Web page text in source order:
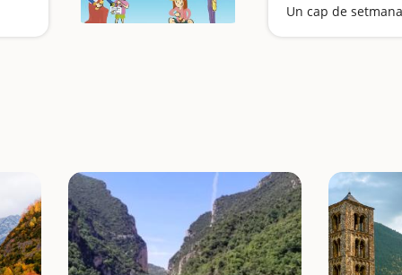
Una aventura al riu Noguera Pallaresa